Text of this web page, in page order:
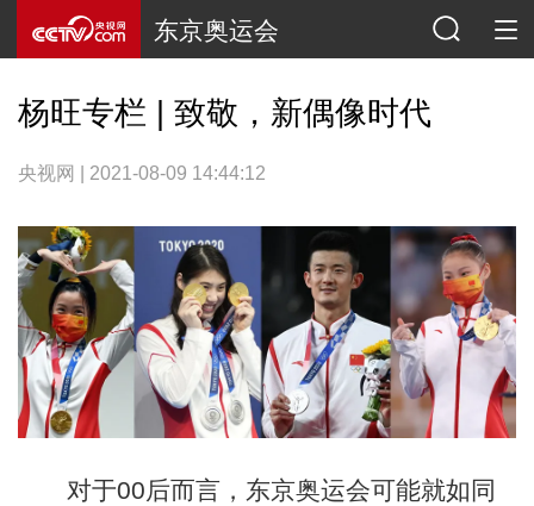
东京奥运会
杨旺专栏 | 致敬，新偶像时代
央视网 | 2021-08-09 14:44:12
对于00后而言，东京奥运会可能就如同